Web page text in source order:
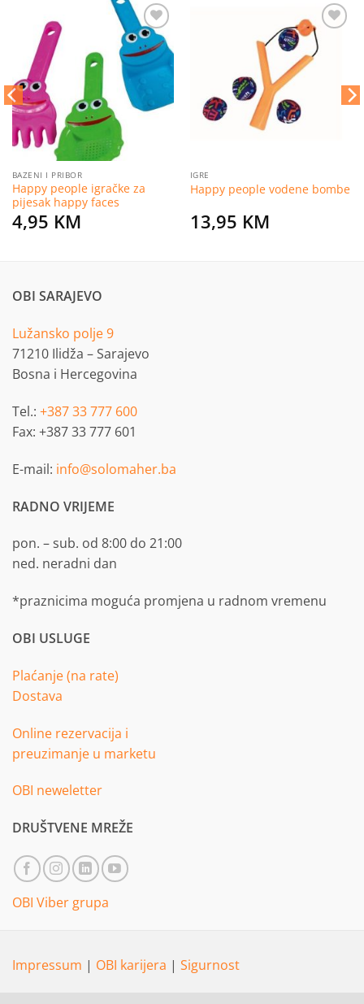
Dodaj
na
listu
BAZENI I PRIBOR
Happy people igračke za
pijesak happy faces
4,95 KM
Dodaj
IGRE
Happy people vodene bombe
13,95 KM
OBI SARAJEVO
Lužansko polje 9
71210 Ilidža – Sarajevo
Bosna i Hercegovina
Tel.: +387 33 777 600
Fax: +387 33 777 601
E-mail: info@solomaher.ba
RADNO VRIJEME
pon. – sub. od 8:00 do 21:00
ned. neradni dan
*praznicima moguća promjena u radnom vremenu
OBI USLUGE
Plaćanje (na rate)
Dostava
Online rezervacija i
preuzimanje u marketu
OBI neweletter
DRUŠTVENE MREŽE
OBI Viber grupa
Impressum | OBI karijera | Sigurnost